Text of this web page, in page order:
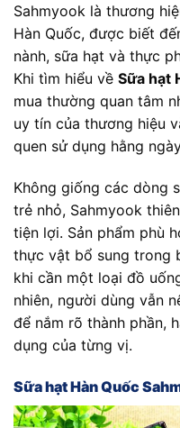
Sahmyook là thương
Hàn Quốc, được biết
nành, sữa hạt và thực
Khi tìm hiểu về Sữa hạt
mua thường quan tâm
uy tín của thương hiệu
quen sử dụng hằng
Không giống các dòng
trẻ nhỏ, Sahmyook
tiện lợi. Sản phẩm phù
thực vật bổ sung trong
khi cần một loại đồ
nhiên, người dùng vẫn
để nắm rõ thành phần,
dụng của từng vị.
Sữa hạt Hàn Quốc